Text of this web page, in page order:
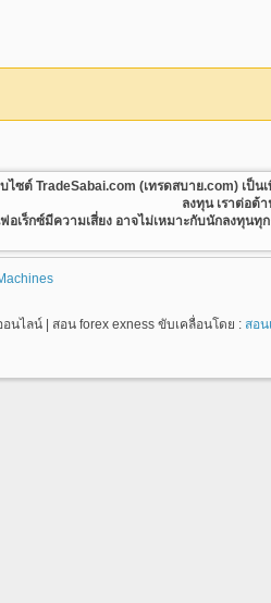
บไซต์ TradeSabai.com (เทรดสบาย.com) เ
ลงทุน เราต่อต้
อเร็กซ์มีความเสี่ยง อาจไม่เหมาะกับนักลงทุ
นไลน์ | สอน forex exness ขับเคลื่อนโดย : สอน